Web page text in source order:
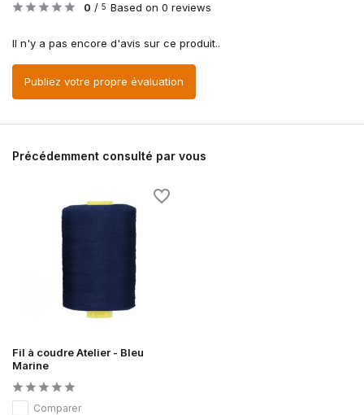
0 / 5 Based on 0 reviews
Il n'y a pas encore d'avis sur ce produit..
Publiez votre propre évaluation
Précédemment consulté par vous
Fil à coudre Atelier - Bleu
Marine
Comparer